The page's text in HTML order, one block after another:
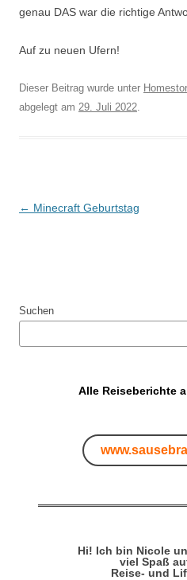
genau DAS war die richtige
Auf zu neuen Ufern!
Dieser Beitrag wurde unter
abgelegt am 29. Juli 2022
Artikel-Navigation
← Minecraft Geburtstag
Suchen
Alle Reiseberichte
Hi! Ich bin Nicole
viel Spaß
Reise- und